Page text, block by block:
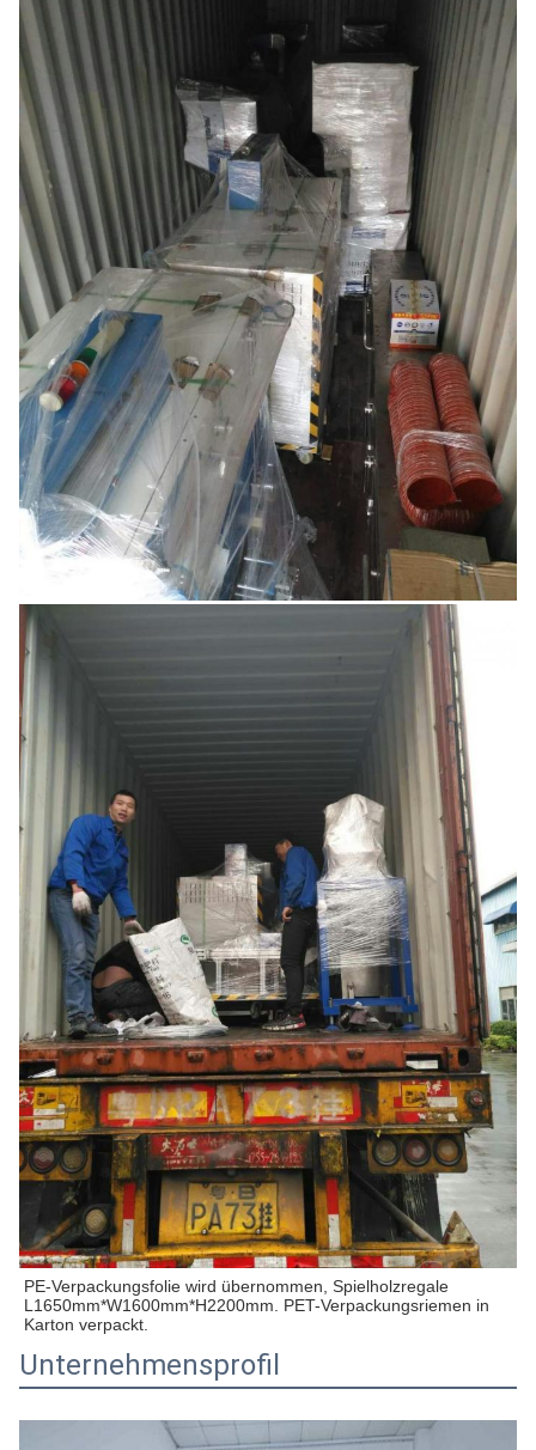
PE-Verpackungsfolie wird übernommen, Spielholzregale
L1650mm*W1600mm*H2200mm. PET-Verpackungsriemen in
Karton verpackt.
Unternehmensprofil